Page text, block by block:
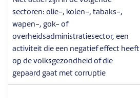
sectoren: olie-, kolen-, tabaks-,
wapen-, gok- of
overheidsadministratiesector, een
activiteit die een negatief effect heeft
op de volksgezondheid of die
gepaard gaat met corruptie